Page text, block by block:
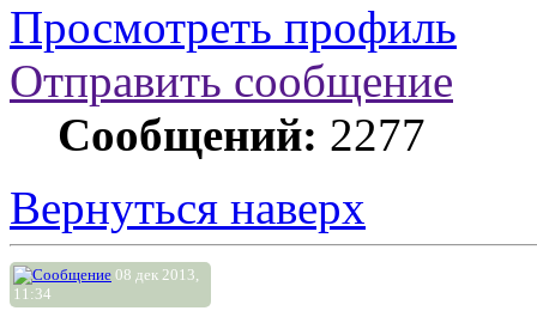
Просмотреть профиль
Отправить сообщение
Сообщений: 2277
Вернуться наверх
08 дек 2013,
11:34